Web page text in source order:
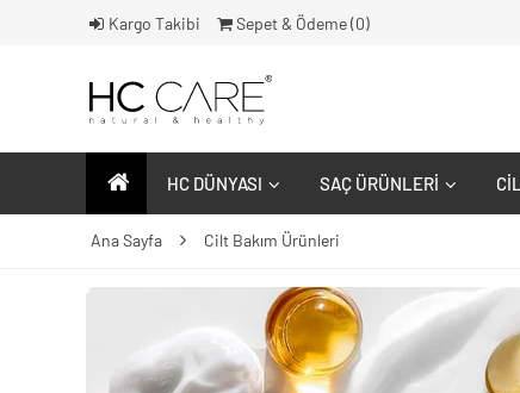
Kargo Takibi Sepet & Ödeme ( 0)
HC DÜNYASI SAÇ ÜRÜNLERI
Ana Sayfa Cilt Bakım Ürünleri